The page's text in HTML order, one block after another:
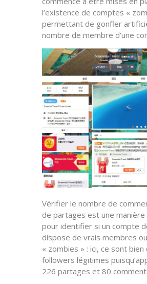
l’existence de comptes «
permettant de gonfler
nombre de membre d’une
Vérifier le nombre de
de partages est une manière
pour identifier si un compte
dispose de vrais membres
« zombies » : ici, ce sont bien
followers légitimes
226 partages et 80